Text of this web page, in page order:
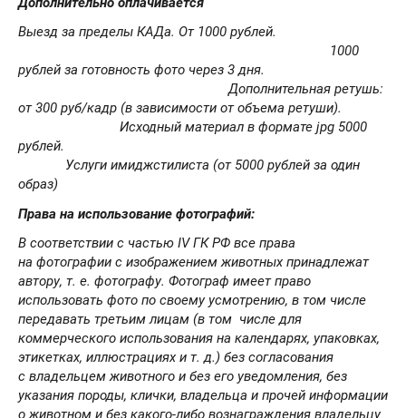
Выезд за пределы КАДа. От 1000 рублей.
1000
рублей за готовность фото через 3 дня.
Дополнительная ретушь:
от 300 руб/кадр (в зависимости от объема ретуши).
Исходный материал в формате jpg 5000
рублей.
Услуги имиджстилиста (от 5000 рублей за один
образ)
Права на использование фотографий:
В соответствии с частью IV ГК РФ все права
на фотографии с изображением животных принадлежат
автору, т. е. фотографу. Фотограф имеет право
использовать фото по своему усмотрению, в том числе
передавать третьим лицам (в том числе для
коммерческого использования на календарях, упаковках,
этикетках, иллюстрациях и т. д.) без согласования
с владельцем животного и без его уведомления, без
указания породы, клички, владельца и прочей информации
о животном и без какого-либо вознаграждения владельцу